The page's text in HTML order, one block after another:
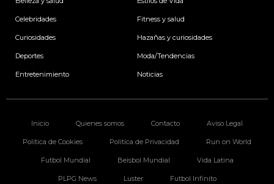
Celebridades
Curiosidades
Deportes
Entretenimiento
Fitness y salud
Hazañas y curiosidades
Moda/Tendencias
Noticias
Inicio Quienes somos Contacto Aviso Legal
Politica de Cookies Politica de Privacidad Run on World
Futbol Mundial Beisbol Mundial Vida Latina
PLPG News Luster Futbol Infinito